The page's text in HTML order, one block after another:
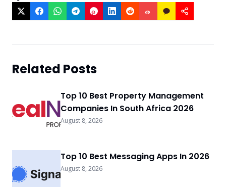
Related Posts
Top 10 Best Property Management
Companies In South Africa 2026
August 8, 2026
Top 10 Best Messaging Apps In 2026
August 8, 2026